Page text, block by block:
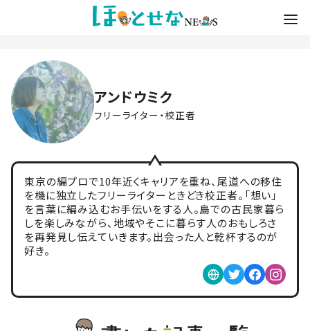
アンドウミク
フリーライター・校正者
東京の編プロで10年近くキャリアを重ね、尾道への移住
を機に独立したフリーライターときどき校正者。「想い」
を言葉に編み込むお手伝いをする人。島での古民家暮ら
しを楽しみながら、地域やそこに暮らす人のおもしろさ
を再発見し伝えていきます。出会った人と乾杯するのが
好き。